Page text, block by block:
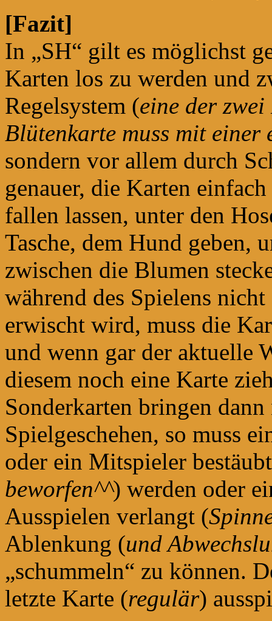
[Fazit]
In „SH“ gilt es möglichst
Karten los zu werden und
Regelsystem (eine der
Blütenkarte muss mit einer
sondern vor allem durch
genauer, die Karten
fallen lassen, unter den
Tasche, dem Hund geben,
zwischen die Blumen
während des Spielens
erwischt wird, muss die
und wenn gar der aktuelle
diesem noch eine Karte
Sonderkarten bringen
Spielgeschehen, so muss
oder ein Mitspieler
beworfen^^) werden oder
Ausspielen verlangt (
Ablenkung (und
„schummeln“ zu können.
letzte Karte (regulär)